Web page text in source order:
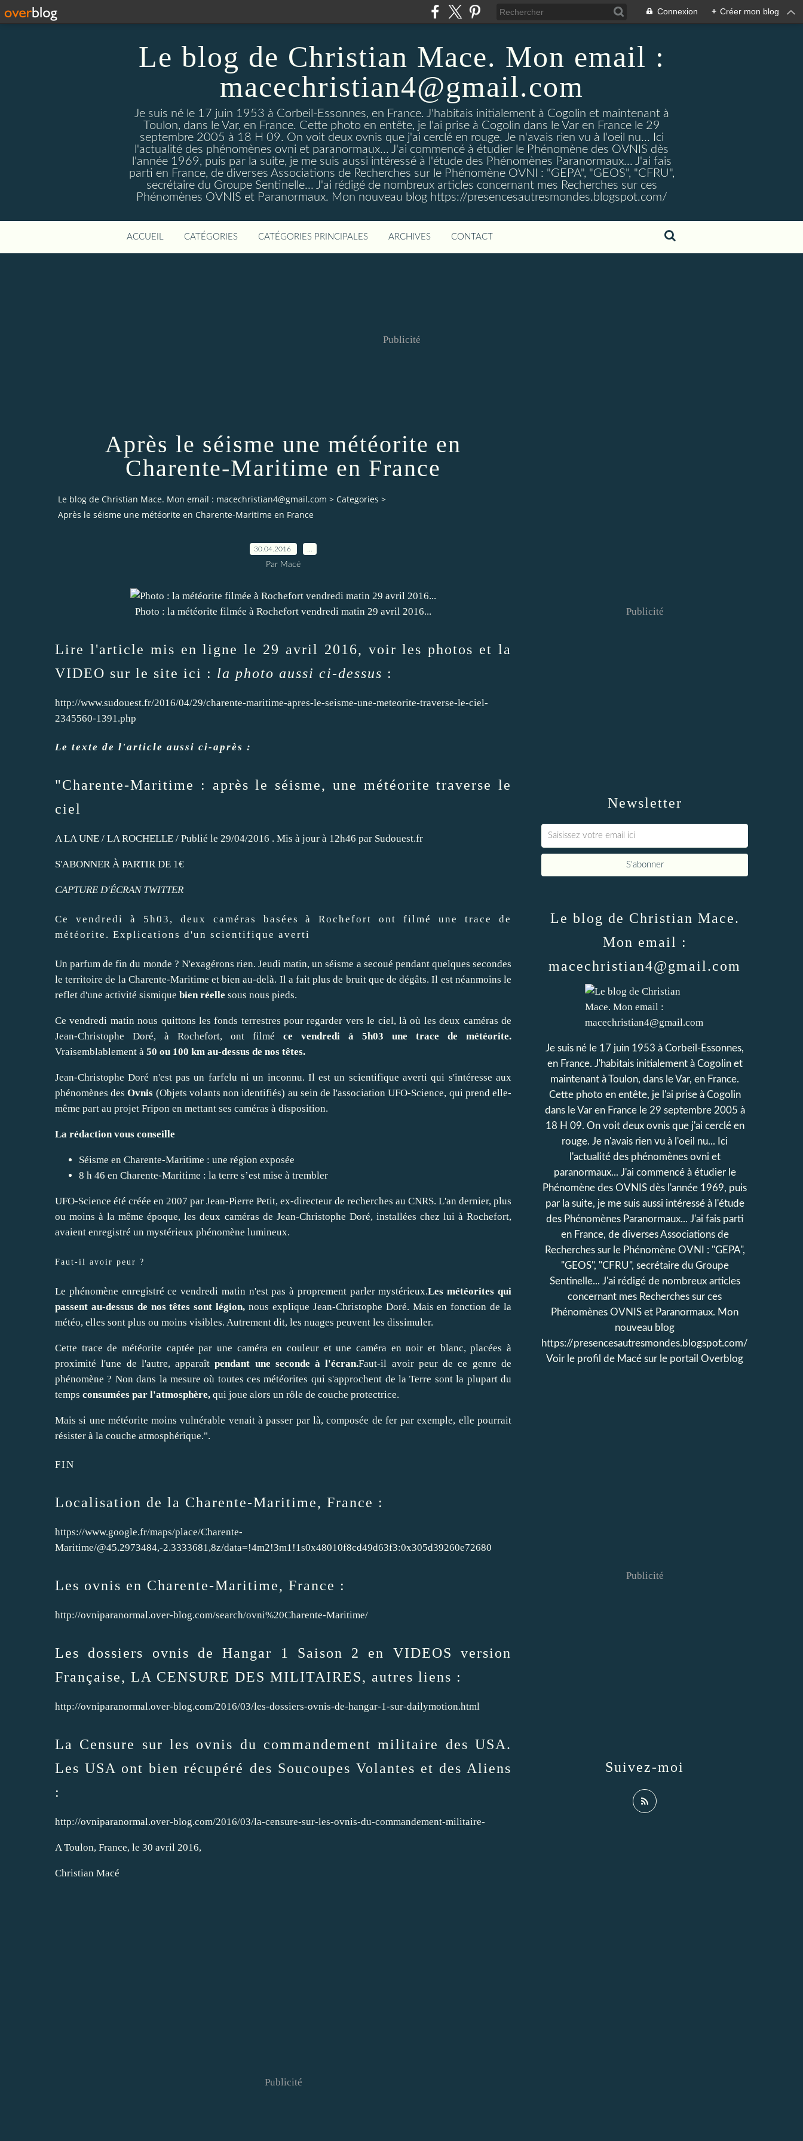
Connexion + Créer mon blog
Le blog de Christian Mace. Mon email :
macechristian4@gmail.com
Je suis né le 17 juin 1953 à Corbeil-Essonnes, en France. J'habitais initialement à Cogolin et maintenant à
Toulon, dans le Var, en France. Cette photo en entête, je l'ai prise à Cogolin dans le Var en France le 29
septembre 2005 à 18 H 09. On voit deux ovnis que j'ai cerclé en rouge. Je n'avais rien vu à l'oeil nu... Ici
l'actualité des phénomènes ovni et paranormaux... J'ai commencé à étudier le Phénomène des OVNIS dès
l'année 1969, puis par la suite, je me suis aussi intéressé à l'étude des Phénomènes Paranormaux... J'ai fais
parti en France, de diverses Associations de Recherches sur le Phénomène OVNI : "GEPA", "GEOS", "CFRU",
secrétaire du Groupe Sentinelle... J'ai rédigé de nombreux articles concernant mes Recherches sur ces
Phénomènes OVNIS et Paranormaux. Mon nouveau blog https://presencesautresmondes.blogspot.com/
ACCUEIL CATÉGORIES CATÉGORIES PRINCIPALES ARCHIVES CONTACT
Publicité
Après le séisme une météorite en
Charente-Maritime en France
Le blog de Christian Mace. Mon email : macechristian4@gmail.com > Categories >
Après le séisme une météorite en Charente-Maritime en France
30.04.2016
Par Macé
Photo : la météorite filmée à Rochefort vendredi matin 29 avril 2016...
Lire l'article mis en ligne le 29 avril 2016, voir les photos et la
VIDEO sur le site ici : la photo aussi ci-dessus :
http://www.sudouest.fr/2016/04/29/charente-maritime-apres-le-seisme-une-meteorite-traverse-le-ciel-
2345560-1391.php
Le texte de l'article aussi ci-après :
"Charente-Maritime : après le séisme, une météorite traverse le
ciel
A LA UNE / LA ROCHELLE / Publié le 29/04/2016 . Mis à jour à 12h46 par Sudouest.fr
S'ABONNER À PARTIR DE 1€
CAPTURE D'ÉCRAN TWITTER
Ce vendredi à 5h03, deux caméras basées à Rochefort ont filmé une trace de
météorite. Explications d'un scientifique averti
Un parfum de fin du monde ? N'exagérons rien. Jeudi matin,un séisme a secoué pendant quelques secondes
le territoire de la Charente-Maritime et bien au-delà. Il a fait plus de bruit que de dégâts. Il est néanmoins le
reflet d'une activité sismique bien réelle sous nous pieds.
Ce vendredi matin nous quittons les fonds terrestres pour regarder vers le ciel, là où les deux caméras de
Jean-Christophe Doré, à Rochefort, ont filmé ce vendredi à 5h03 une trace de météorite.
Vraisemblablement à 50 ou 100 km au-dessus de nos têtes.
Jean-Christophe Doré n'est pas un farfelu ni un inconnu. Il est un scientifique averti qui s'intéresse aux
phénomènes desOvnis (Objets volants non identifiés) au sein de l'association UFO-Science, qui prend elle-
même part au projet Fripon en mettant ses caméras à disposition.
La rédaction vous conseille
Séisme en Charente-Maritime : une région exposée
8 h 46 en Charente-Maritime : la terre s’est mise à trembler
UFO-Science été créée en 2007 par Jean-Pierre Petit, ex-directeur de recherches au CNRS. L'an dernier, plus
ou moins à la même époque, les deux caméras de Jean-Christophe Doré, installées chez lui à Rochefort,
avaient enregistré un mystérieux phénomène lumineux.
Faut-il avoir peur ?
Le phénomène enregistré ce vendredi matin n'est pas à proprement parler mystérieux.Les météorites qui
passent au-dessus de nos têtes sont légion, nous explique Jean-Christophe Doré. Mais en fonction de la
météo, elles sont plus ou moins visibles. Autrement dit, les nuages peuvent les dissimuler.
Cette trace de météorite captée par une caméra en couleur et une caméra en noir et blanc, placées à
proximité l'une de l'autre, apparaîtpendant une seconde à l'écran.Faut-il avoir peur de ce genre de
phénomène ? Non dans la mesure où toutes ces météorites qui s'approchent de la Terre sont la plupart du
temps consumées par l'atmosphère, qui joue alors un rôle de couche protectrice.
Mais si une météorite moins vulnérable venait à passer par là, composée de fer par exemple, elle pourrait
résister à la couche atmosphérique.".
FIN
Localisation de la Charente-Maritime, France :
https://www.google.fr/maps/place/Charente-
Maritime/@45.2973484,-2.3333681,8z/data=!4m2!3m1!1s0x48010f8cd49d63f3:0x305d39260e72680
Les ovnis en Charente-Maritime, France :
http://ovniparanormal.over-blog.com/search/ovni%20Charente-Maritime/
Les dossiers ovnis de Hangar 1 Saison 2 en VIDEOS version
Française, LA CENSURE DES MILITAIRES, autres liens :
http://ovniparanormal.over-blog.com/2016/03/les-dossiers-ovnis-de-hangar-1-sur-dailymotion.html
La Censure sur les ovnis du commandement militaire des USA.
Les USA ont bien récupéré des Soucoupes Volantes et des Aliens
:
http://ovniparanormal.over-blog.com/2016/03/la-censure-sur-les-ovnis-du-commandement-militaire-
A Toulon, France, le 30 avril 2016,
Christian Macé
Publicité
Newsletter
Publicité
Le blog de Christian Mace.
Mon email :
macechristian4@gmail.com
Je suis né le 17 juin 1953 à Corbeil-Essonnes,
en France. J'habitais initialement à Cogolin et
maintenant à Toulon, dans le Var, en France.
Cette photo en entête, je l'ai prise à Cogolin
dans le Var en France le 29 septembre 2005 à
18 H 09. On voit deux ovnis que j'ai cerclé en
rouge. Je n'avais rien vu à l'oeil nu... Ici
l'actualité des phénomènes ovni et
paranormaux... J'ai commencé à étudier le
Phénomène des OVNIS dès l'année 1969, puis
par la suite, je me suis aussi intéressé à l'étude
des Phénomènes Paranormaux... J'ai fais parti
en France, de diverses Associations de
Recherches sur le Phénomène OVNI : "GEPA",
"GEOS", "CFRU", secrétaire du Groupe
Sentinelle... J'ai rédigé de nombreux articles
concernant mes Recherches sur ces
Phénomènes OVNIS et Paranormaux. Mon
nouveau blog
https://presencesautresmondes.blogspot.com/
Voir le profil de Macé sur le portail Overblog
Suivez-moi
Publicité